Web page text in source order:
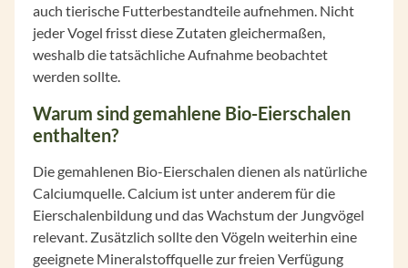
auch tierische Futterbestandteile aufnehmen. Nicht
jeder Vogel frisst diese Zutaten gleichermaßen,
weshalb die tatsächliche Aufnahme beobachtet
werden sollte.
Warum sind gemahlene Bio-Eierschalen
enthalten?
Die gemahlenen Bio-Eierschalen dienen als natürliche
Calciumquelle. Calcium ist unter anderem für die
Eierschalenbildung und das Wachstum der Jungvögel
relevant. Zusätzlich sollte den Vögeln weiterhin eine
geeignete Mineralstoffquelle zur freien Verfügung